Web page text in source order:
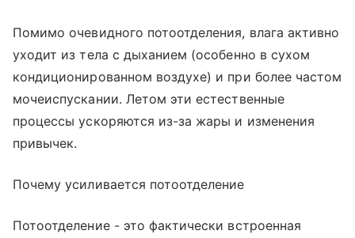
Помимо очевидного потоотделения, влага активно
уходит из тела с дыханием (особенно в сухом
кондиционированном воздухе) и при более частом
мочеиспускании. Летом эти естественные
процессы ускоряются из-за жары и изменения
привычек.
Почему усиливается потоотделение
Потоотделение - это фактически встроенная